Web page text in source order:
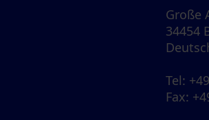
Große
34454
Tel:
Fax: